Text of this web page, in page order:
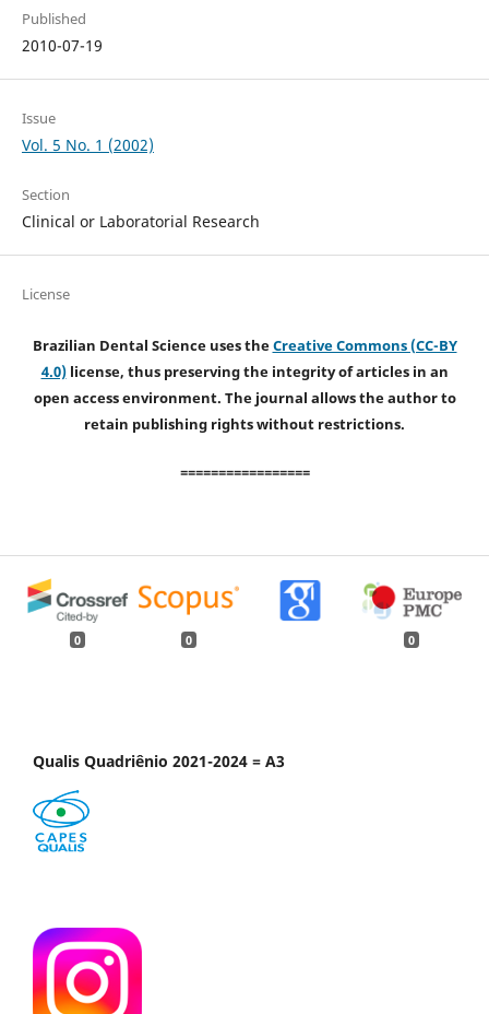
Published
2010-07-19
Issue
Vol. 5 No. 1 (2002)
Section
Clinical or Laboratorial Research
License
Brazilian Dental Science uses theCreative Commons (CC-BY
4.0)license, thus preserving the integrity of articles in an
open access environment. The journal allows the author to
retain publishing rights without restrictions.
=================
0 0 0
Qualis Quadriênio 2021-2024 = A3